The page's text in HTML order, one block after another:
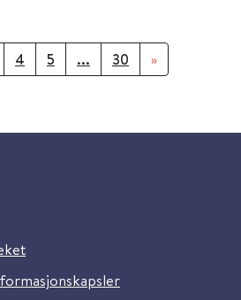
4 5 ... 30 »